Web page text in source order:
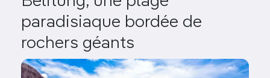
paradisiaque bordée de
rochers géants
Image